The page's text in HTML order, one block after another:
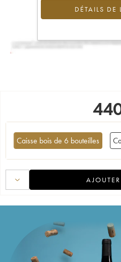
DÉTAILS DE
Caisse bois de 6 bouteilles